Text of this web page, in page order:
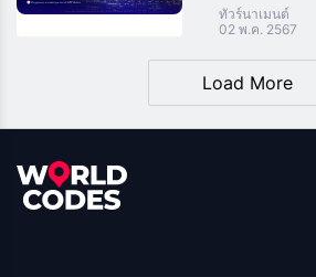
ทัวร์นาเมนต์
02 พ.ค. 2567
Load More